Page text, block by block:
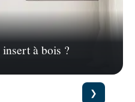
à bois ?